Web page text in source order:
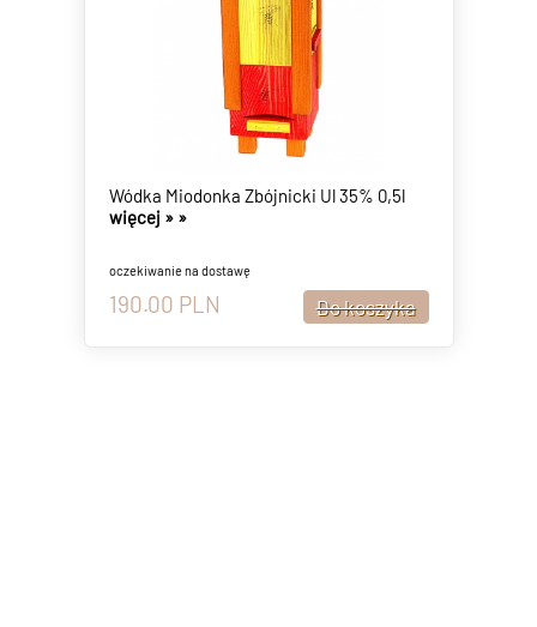
Wódka Miodonka Zbójnicki Ul 35% 0,5l
więcej » »
oczekiwanie na dostawę
190.00 PLN